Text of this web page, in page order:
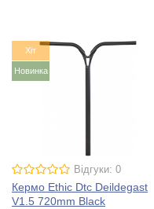
Хіт
Новинка
Відгуки: 0
Кермо Ethic Dtc Deildegast
V1.5 720mm Black